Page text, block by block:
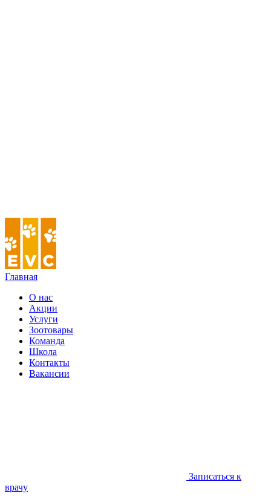
Главная
О нас
Акции
Услуги
Зоотовары
Команда
Школа
Контакты
Вакансии
Записаться к
врачу